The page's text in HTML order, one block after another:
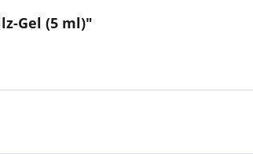
Gel (5 ml)"